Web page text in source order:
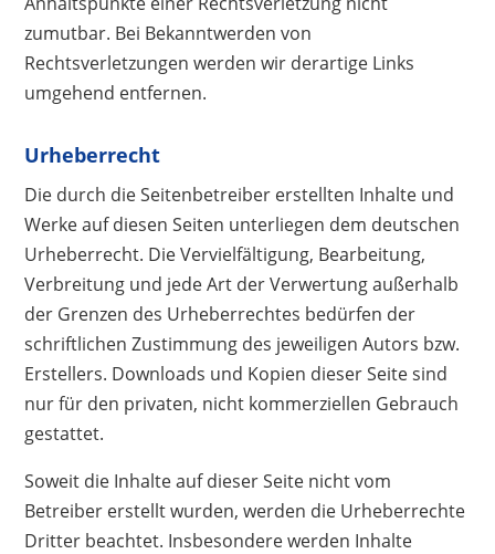
zumutbar. Bei Bekanntwerden von
Rechtsverletzungen werden wir derartige Links
umgehend entfernen.
Urheberrecht
Die durch die Seitenbetreiber erstellten Inhalte und
Werke auf diesen Seiten unterliegen dem deutschen
Urheberrecht. Die Vervielfältigung, Bearbeitung,
Verbreitung und jede Art der Verwertung außerhalb
der Grenzen des Urheberrechtes bedürfen der
schriftlichen Zustimmung des jeweiligen Autors bzw.
Erstellers. Downloads und Kopien dieser Seite sind
nur für den privaten, nicht kommerziellen Gebrauch
gestattet.
Soweit die Inhalte auf dieser Seite nicht vom
Betreiber erstellt wurden, werden die Urheberrechte
Dritter beachtet. Insbesondere werden Inhalte